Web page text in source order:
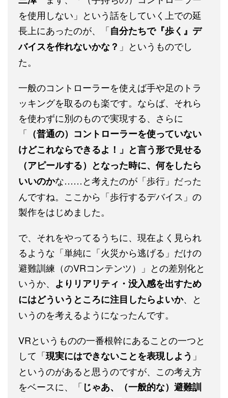
を使用しない」という話をしていく上での延
長上にあったのが、「自分たちで『歩く』デ
バイスを作れないかな？ 」というものでし
た。
一般のコントローラーを使えば手や足のトラ
ッキングを取るのも楽です。ならば、それら
を使わずに別のもので実現する、さらに
「 （普通の）コントローラーを使っていない
けどこれならできるよ！」と言う形で見せる
（アピールする）となった時に、何をしたら
いいのかな……と考えたのが「歩行」だった
んですね。ここから「歩行するデバイス」の
製作をはじめました。
で、それをやってるうちに、現在よく見られ
るような「単純に「火災から逃げる」だけの
避難訓練（のVRコンテンツ）」との差別化と
いうか、 よりリアリティ・没入感を出すため
にはどういうところに注目したらよいか、と
いうのを考えるようになったんです。
VRというものの一番根幹にあることの一つと
して「現実にはできないことを表現しよう 」
というのがあると思うのですが、この考え方
をベースに、「じゃあ、（一般的な）避難訓